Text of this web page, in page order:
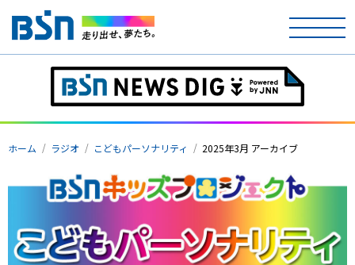
ホーム
テレビ
ラジオ
アナウンサー
イベント
ホーム ラジオ こどもパーソナリティ 2025年3月 アーカイブ